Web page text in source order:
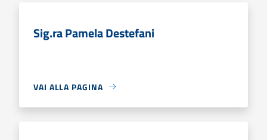
Sig.ra Pamela Destefani
VAI ALLA PAGINA